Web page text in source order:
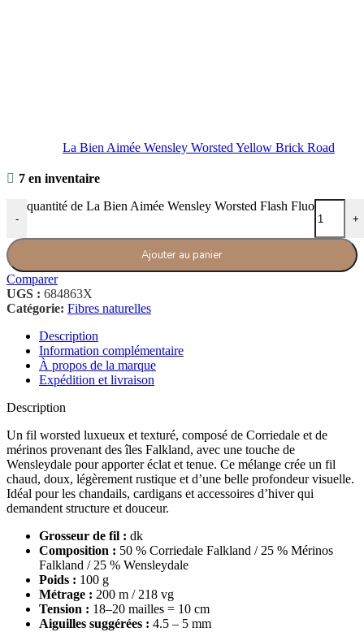
La Bien Aimée Wensley Worsted Yellow Brick Road
7 en inventaire
-
quantité de La Bien Aimée Wensley Worsted Flash Fluo
+
Ajouter au panier
Comparer
UGS : 684863X
Catégorie: Fibres naturelles
Description
Information complémentaire
À propos de la marque
Expédition et livraison
Description
Un fil worsted luxueux et texturé, composé de Corriedale et de
mérinos provenant des îles Falkland, avec une touche de
Wensleydale pour apporter éclat et tenue. Ce mélange crée un fil
chaud, doux, légèrement rustique et d’une belle profondeur visuelle.
Idéal pour les chandails, cardigans et accessoires d’hiver qui
demandent structure et douceur.
Grosseur de fil : dk
Composition : 50 % Corriedale Falkland / 25 % Mérinos
Falkland / 25 % Wensleydale
Poids : 100 g
Métrage : 200 m / 218 vg
Tension : 18–20 mailles = 10 cm
Aiguilles suggérées : 4.5 – 5 mm